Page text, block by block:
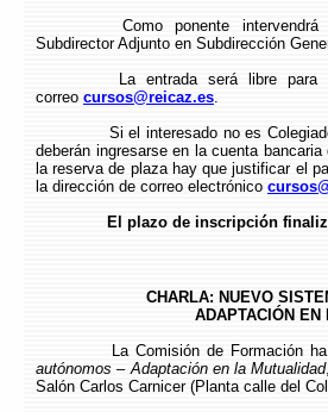
Como ponente
Subdirector Adjunto en Subdirección
La entrada será libre
correo cursos@reicaz.es.
Si el interesado no es
deberán ingresarse en la cuenta
la reserva de plaza hay que justificar el
la dirección de correo electrónico
El plazo de inscripción
CHARLA: NUEVO
ADAPTACIÓN
La Comisión de Formación
autónomos – Adaptación en la Mutualidad
Salón Carlos Carnicer (Planta calle del